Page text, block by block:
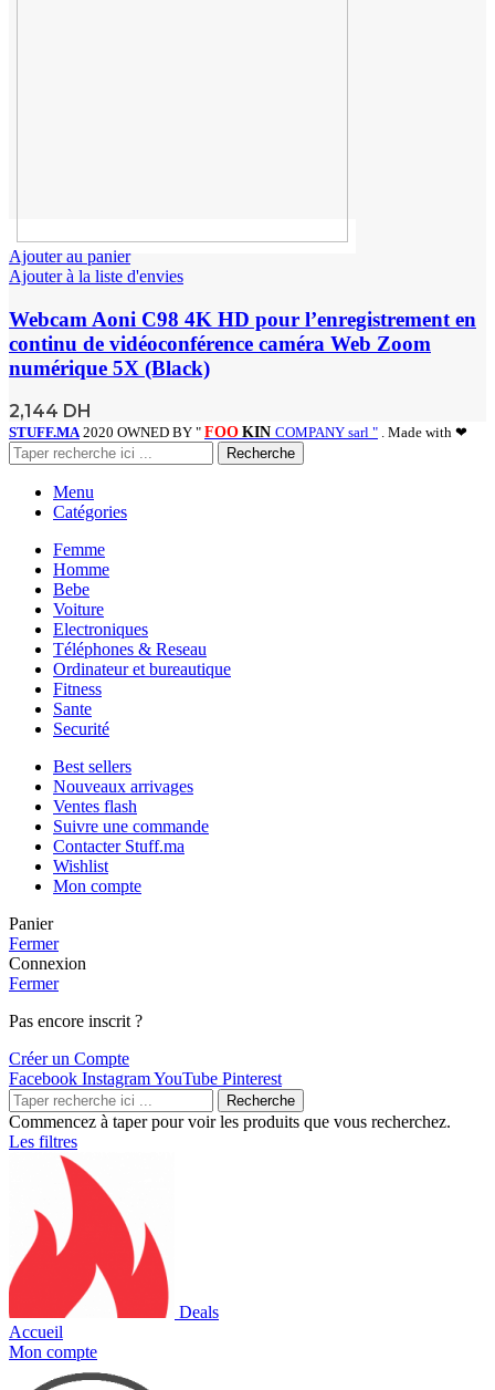
Ajouter au panier
Ajouter à la liste d'envies
Webcam Aoni C98 4K HD pour l’enregistrement en
continu de vidéoconférence caméra Web Zoom
numérique 5X (Black)
2,144 DH
STUFF.MA 2020 OWNED BY " FOO KIN COMPANY sarl " . Made with ❤
Recherche
Menu
Catégories
Femme
Homme
Bebe
Voiture
Electroniques
Téléphones & Reseau
Ordinateur et bureautique
Fitness
Sante
Securité
Best sellers
Nouveaux arrivages
Ventes flash
Suivre une commande
Contacter Stuff.ma
Wishlist
Mon compte
Panier
Fermer
Connexion
Fermer
Pas encore inscrit ?
Créer un Compte
Facebook InstagramYouTube Pinterest
Recherche
Commencez à taper pour voir les produits que vous recherchez.
Les filtres
Deals
Accueil
Mon compte